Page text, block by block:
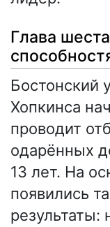
Глава
Бостонский
Хопкинса
проводит
одарённых
13 лет. На
появились
результаты: